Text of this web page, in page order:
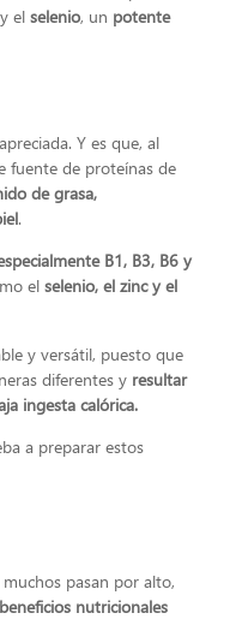
el selenio, un potente
Y es que, al
fuente de proteínas de
de grasa,
.
B1, B3, B6 y
el selenio, el zinc y el
y versátil, puesto que
diferentes y resultar
ingesta calórica.
a preparar estos
pasan por alto,
nutricionales